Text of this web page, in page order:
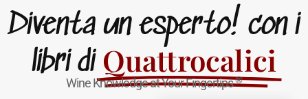
Diventa un esperto! con i
libri di Quattrocalici
Wine Knowledge at Your Fingertips®